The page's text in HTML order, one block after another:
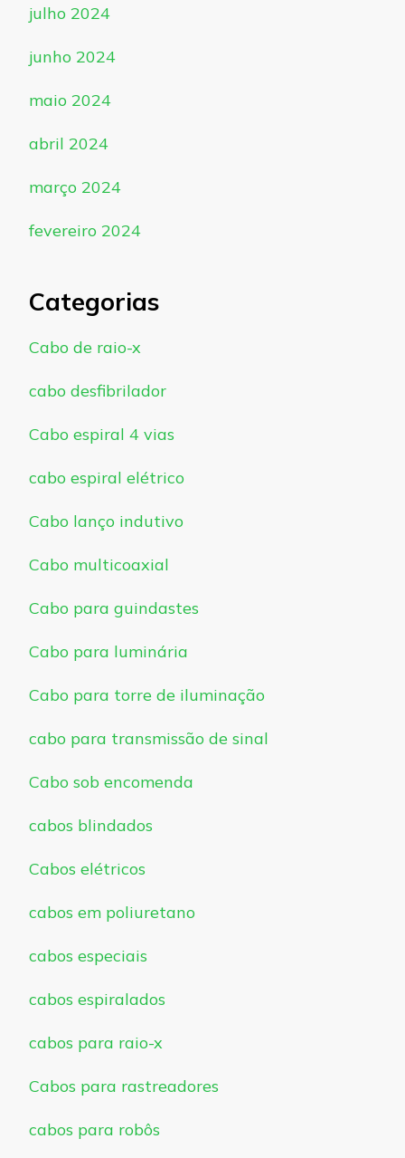
julho 2024
junho 2024
maio 2024
abril 2024
março 2024
fevereiro 2024
Categorias
Cabo de raio-x
cabo desfibrilador
Cabo espiral 4 vias
cabo espiral elétrico
Cabo lanço indutivo
Cabo multicoaxial
Cabo para guindastes
Cabo para luminária
Cabo para torre de iluminação
cabo para transmissão de sinal
Cabo sob encomenda
cabos blindados
Cabos elétricos
cabos em poliuretano
cabos especiais
cabos espiralados
cabos para raio-x
Cabos para rastreadores
cabos para robôs